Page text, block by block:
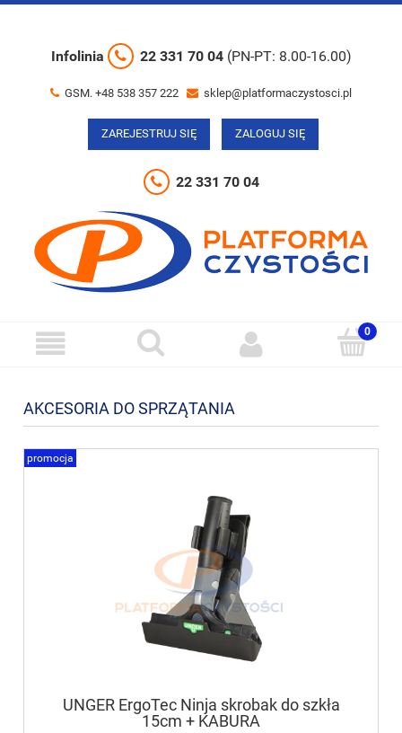
Infolinia 22 331 70 04 (PN-PT: 8.00-16.00)
GSM. +48 538 357 222 sklep@platformaczystosci.pl
ZAREJESTRUJ SIĘ ZALOGUJ SIĘ
22 331 70 04
AKCESORIA DO SPRZĄTANIA
UNGER ErgoTec Ninja skrobak do szkła
15cm + KABURA
promocja